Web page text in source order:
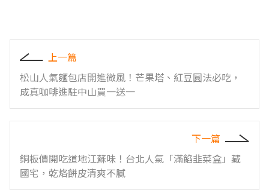
上一篇
松山人氣麵包店開進微風！芒果塔、紅豆圓法必吃，
成真咖啡進駐中山買一送一
下一篇
銅板價開吃道地江蘇味！台北人氣「滿餡韭菜盒」藏
國宅，乾烙餅皮清爽不膩